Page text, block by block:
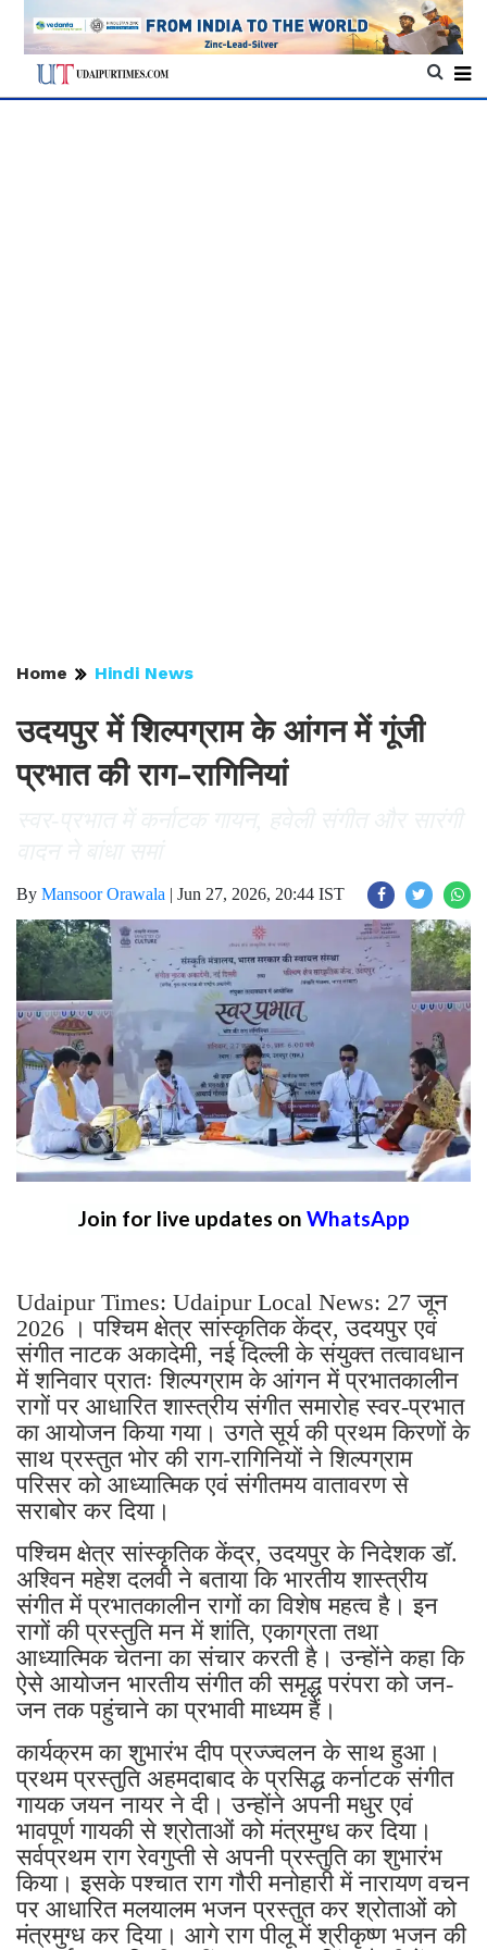
Home Hindi News
उदयपुर में शिल्पग्राम के आंगन में गूंजी
प्रभात की राग-रागिनियां
By Mansoor Orawala | Jun 27, 2026, 20:44 IST
Join for live updates on WhatsApp
Udaipur Times: Udaipur Local News: 27 जून
2026 । पश्चिम क्षेत्र सांस्कृतिक केंद्र, उदयपुर एवं
संगीत नाटक अकादेमी, नई दिल्ली के संयुक्त तत्वावधान
में शनिवार प्रातः शिल्पग्राम के आंगन में प्रभातकालीन
रागों पर आधारित शास्त्रीय संगीत समारोह स्वर-प्रभात
का आयोजन किया गया। उगते सूर्य की प्रथम किरणों के
साथ प्रस्तुत भोर की राग-रागिनियों ने शिल्पग्राम
परिसर को आध्यात्मिक एवं संगीतमय वातावरण से
सराबोर कर दिया।
पश्चिम क्षेत्र सांस्कृतिक केंद्र, उदयपुर के निदेशक डॉ.
अश्विन महेश दलवी ने बताया कि भारतीय शास्त्रीय
संगीत में प्रभातकालीन रागों का विशेष महत्व है। इन
रागों की प्रस्तुति मन में शांति, एकाग्रता तथा
आध्यात्मिक चेतना का संचार करती है। उन्होंने कहा कि
ऐसे आयोजन भारतीय संगीत की समृद्ध परंपरा को जन-
जन तक पहुंचाने का प्रभावी माध्यम हैं।
कार्यक्रम का शुभारंभ दीप प्रज्ज्वलन के साथ हुआ।
प्रथम प्रस्तुति अहमदाबाद के प्रसिद्ध कर्नाटक संगीत
गायक जयन नायर ने दी। उन्होंने अपनी मधुर एवं
भावपूर्ण गायकी से श्रोताओं को मंत्रमुग्ध कर दिया।
सर्वप्रथम राग रेवगुप्ती से अपनी प्रस्तुति का शुभारंभ
किया। इसके पश्चात राग गौरी मनोहारी में नारायण वचन
पर आधारित मलयालम भजन प्रस्तुत कर श्रोताओं को
मंत्रमुग्ध कर दिया। आगे राग पीलू में श्रीकृष्ण भजन की